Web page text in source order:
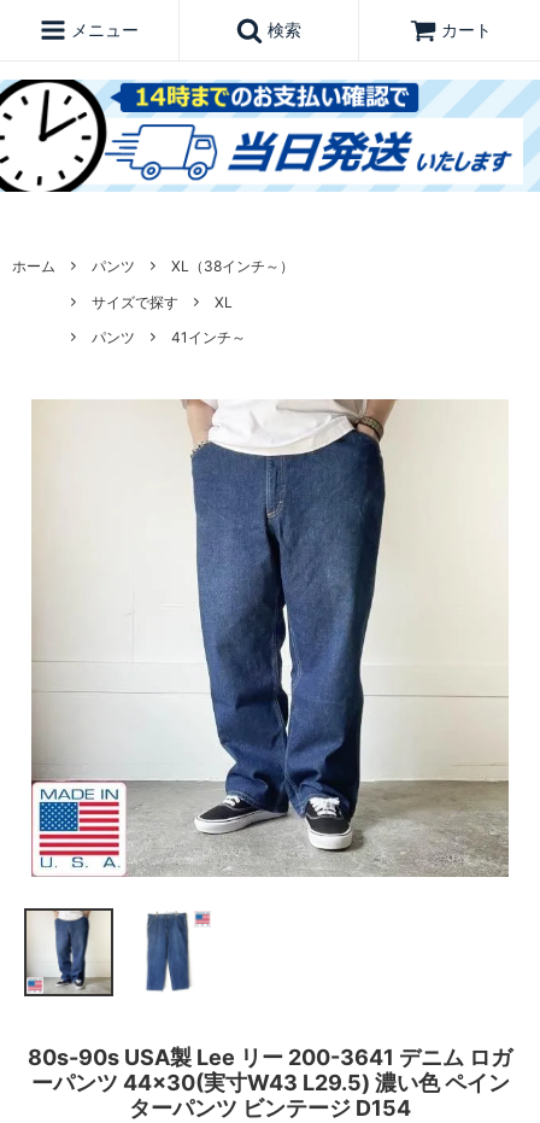
メニュー 検索 カート
ホーム パンツ
XL（38インチ～）
サイズで探す
XL
パンツ
41インチ～
80s-90s USA製 Lee リー 200-3641 デニム ロガ
ーパンツ 44×30(実寸W43 L29.5) 濃い色 ペイン
ターパンツ ビンテージ D154